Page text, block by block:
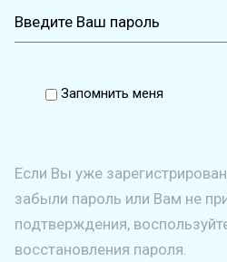
Запомнить меня
Если Вы уже
забыли пароль или Вам не
подтверждения,
восстановления пароля.